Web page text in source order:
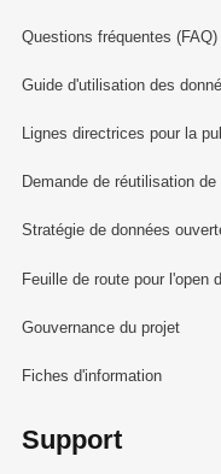
Questions fréquentes (FAQ)
Guide d'utilisation des
Lignes directrices pour la
Demande de réutilisation
Stratégie de données
Feuille de route pour l'open
Gouvernance du projet
Fiches d'information
Support